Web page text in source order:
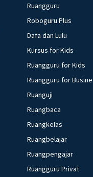
Ruangguru
Roboguru Plus
Dafa dan Lulu
Kursus for Kids
Ruangguru for Kids
Ruangguru for
Ruanguji
Ruangbaca
Ruangkelas
Ruangbelajar
Ruangpengajar
Ruangguru Privat